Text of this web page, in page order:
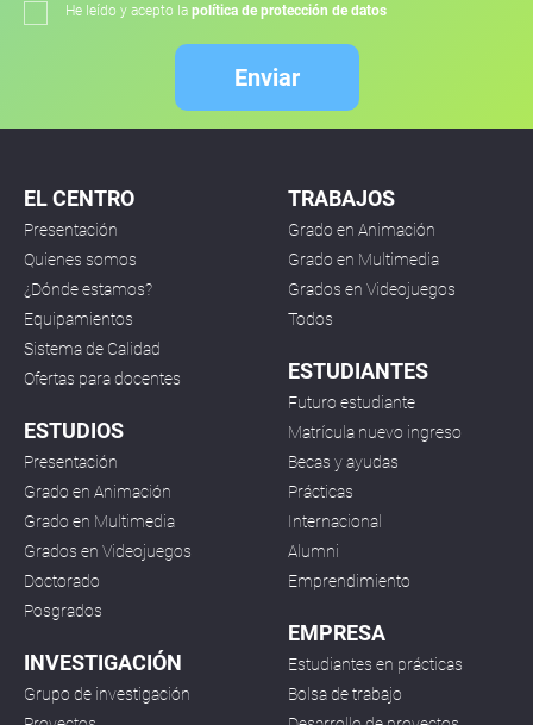
He leído y acepto la política de protección de datos
Enviar
EL CENTRO
Presentación
Quienes somos
¿Dónde estamos?
Equipamientos
Sistema de Calidad
Ofertas para docentes
ESTUDIOS
Presentación
Grado en Animación
Grado en Multimedia
Grados en Videojuegos
Doctorado
Posgrados
INVESTIGACIÓN
Grupo de investigación
TRABAJOS
Grado en Animación
Grado en Multimedia
Grados en Videojuegos
Todos
ESTUDIANTES
Futuro estudiante
Matrícula nuevo ingreso
Becas y ayudas
Prácticas
Internacional
Alumni
Emprendimiento
EMPRESA
Estudiantes en prácticas
Bolsa de trabajo